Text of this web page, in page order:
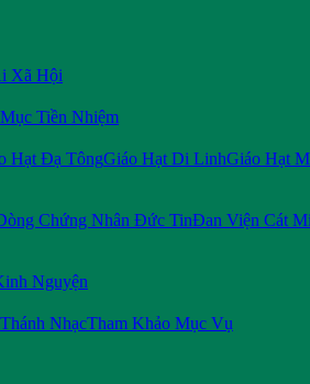
Xã Hội
Tiền Nhiệm
Hạt Đạ TôngGiáo Hạt Di LinhGiáo Hạt
Chứng Nhân Đức TinĐan Viện Cát
Nguyện
Thánh NhạcTham Khảo Mục Vụ